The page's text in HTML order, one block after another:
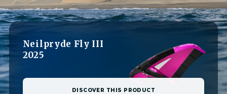
Neilpryde Fly III
2025
DISCOVER THIS PRODUCT